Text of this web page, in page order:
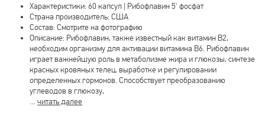
Характеристики: 60 капсул | Рибофлавин 5' фосфат
Страна производитель: США
Состав: Смотрите на фотографию
Описание: Рибофлавин, также известный как витамин B2,
необходим организму для активации витамина B6. Рибофлавин
играет важнейшую роль в метаболизме жира и глюкозы, синтезе
красных кровяных телец, выработке и регулировании
определенных гормонов. Способствует преобразованию
углеводов в глюкозу,
… читать далее